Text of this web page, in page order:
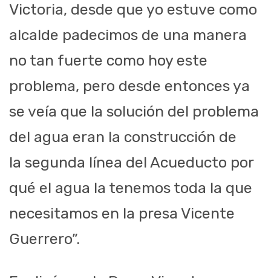
Victoria, desde que yo estuve como
alcalde padecimos de una manera
no tan fuerte como hoy este
problema, pero desde entonces ya
se veía que la solución del problema
del agua eran la construcción de
la segunda línea del Acueducto por
qué el agua la tenemos toda la que
necesitamos en la presa Vicente
Guerrero”.